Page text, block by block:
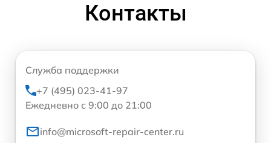
Контакты
Служба поддержки
+7 (495) 023-41-97
Ежедневно с 9:00 до 21:00
info@microsoft-repair-center.ru